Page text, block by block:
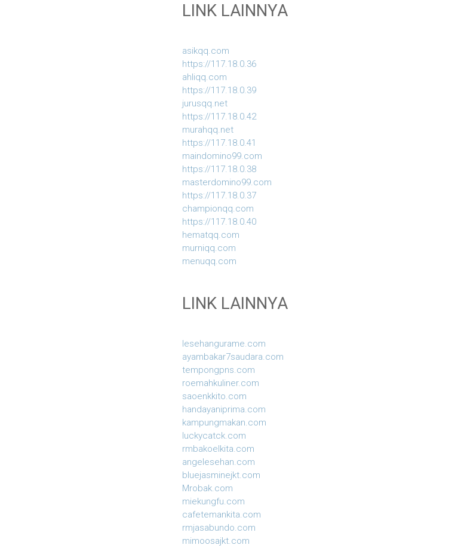
LINK LAINNYA
asikqq.com
https://117.18.0.36
ahliqq.com
https://117.18.0.39
jurusqq.net
https://117.18.0.42
murahqq.net
https://117.18.0.41
maindomino99.com
https://117.18.0.38
masterdomino99.com
https://117.18.0.37
championqq.com
https://117.18.0.40
hematqq.com
murniqq.com
menuqq.com
LINK LAINNYA
lesehangurame.com
ayambakar7saudara.com
tempongpns.com
roemahkuliner.com
saoenkkito.com
handayaniprima.com
kampungmakan.com
luckycatck.com
rmbakoelkita.com
angelesehan.com
bluejasminejkt.com
Mrobak.com
miekungfu.com
cafetemankita.com
rmjasabundo.com
mimoosajkt.com